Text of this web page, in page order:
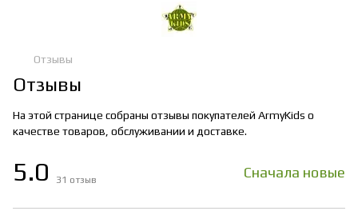
Отзывы
Отзывы
На этой странице собраны отзывы покупателей ArmyKids о
качестве товаров, обслуживании и доставке.
5.0 31 отзыв Сначала новые